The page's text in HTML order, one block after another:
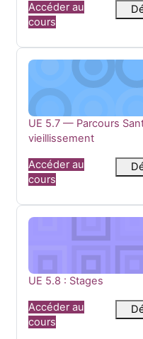
Accéder au
cours
UE 5.7 — Parcours
Nom du cours
UE 5.7 — Parcours
vieillissement
Accéder au
cours
UE 5.8 : Stages
Nom du cours
UE 5.8 : Stages
Accéder au
cours